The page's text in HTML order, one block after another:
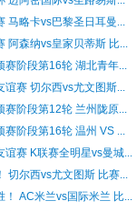
马略卡vs巴黎圣日耳曼...
阿森纳vs皇家贝蒂斯 比...
赛阶段第16轮 湖北青年...
赛 切尔西vs尤文图斯...
赛阶段第12轮 兰州陇原...
阶段第16轮 温州 VS ...
赛 K联赛全明星vs曼城...
切尔西vs尤文图斯 比赛...
AC米兰vs国际米兰 比...